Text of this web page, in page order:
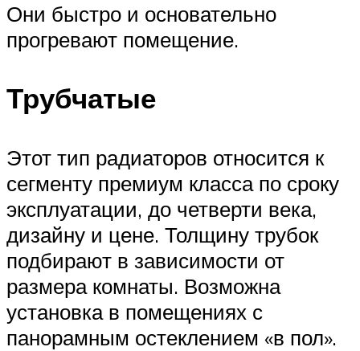
Они быстро и основательно
прогревают помещение.
Трубчатые
Этот тип радиаторов относится к
сегменту премиум класса по сроку
эксплуатации, до четверти века,
дизайну и цене. Толщину трубок
подбирают в зависимости от
размера комнаты. Возможна
установка в помещениях с
панорамным остеклением «в пол».